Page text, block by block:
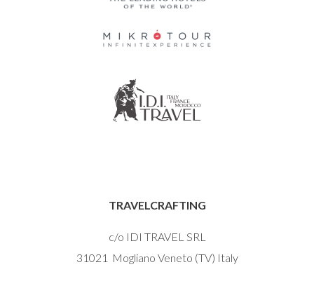
TRAVELCRAFTING
c/o IDI TRAVEL SRL
31021 Mogliano Veneto (TV) Italy